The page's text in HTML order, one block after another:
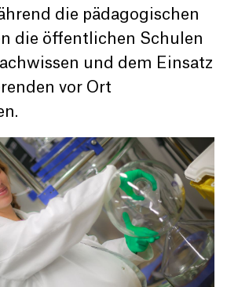
die pädagogischen
die öffentlichen Schulen
und dem Einsatz
vor Ort